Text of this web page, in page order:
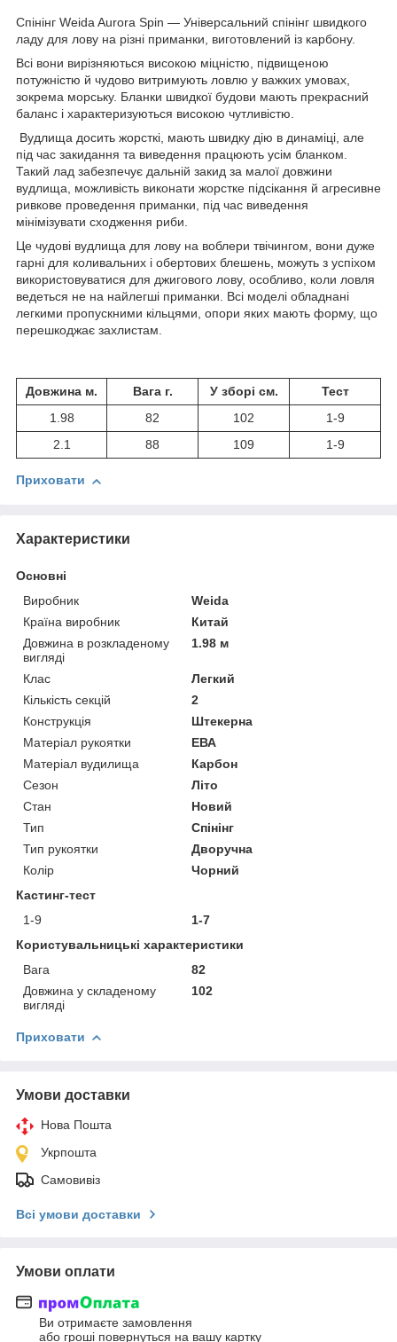
Спінінг Weida Aurora Spin — Універсальний спінінг швидкого
ладу для лову на різні приманки, виготовлений із карбону.
Всі вони вирізняються високою міцністю, підвищеною
потужністю й чудово витримують ловлю у важких умовах,
зокрема морську. Бланки швидкої будови мають прекрасний
баланс і характеризуються високою чутливістю.
Вудлища досить жорсткі, мають швидку дію в динаміці, але
під час закидання та виведення працюють усім бланком.
Такий лад забезпечує дальній закид за малої довжини
вудлища, можливість виконати жорстке підсікання й агресивне
ривкове проведення приманки, під час виведення
мінімізувати сходження риби.
Це чудові вудлища для лову на воблери твічингом, вони дуже
гарні для коливальних і обертових блешень, можуть з успіхом
використовуватися для джигового лову, особливо, коли ловля
ведеться не на найлегші приманки. Всі моделі обладнані
легкими пропускними кільцями, опори яких мають форму, що
перешкоджає захлистам.
Довжина м. Вага г. У зборі см.
Тест
1.98
82 102
1-9
2.1
88 109 1-9
Приховати
Характеристики
Основні
Виробник
Weida
Країна виробник
Китай
Довжина в розкладеному
вигляді
1.98 м
Клас
Легкий
Кількість секцій
2
Конструкція
Штекерна
Матеріал рукоятки
ЕВА
Матеріал вудилища
Карбон
Сезон
Літо
Стан
Новий
Тип
Спінінг
Тип рукоятки
Дворучна
Колір
Чорний
Кастинг-тест
1-9
1-7
Користувальницькі характеристики
Вага
82
Довжина у складеному
вигляді
102
Приховати
Умови доставки
Нова Пошта
Укрпошта
Самовивіз
Всі умови доставки
Умови оплати
Ви отримаєте замовлення
або гроші повернуться на вашу картку